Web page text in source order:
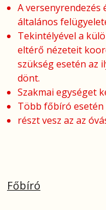
A versenyrendezés
általános
Tekintélyével a
eltérő nézeteit
szükség esetén az
dönt.
Szakmai egységet
Több főbíró
részt vesz az az
Főbíró